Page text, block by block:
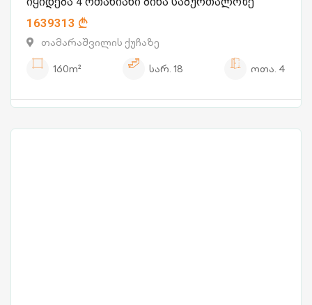
1639313
თამარაშვილის ქუჩაზე
160m²
სარ. 18 ოთა. 4